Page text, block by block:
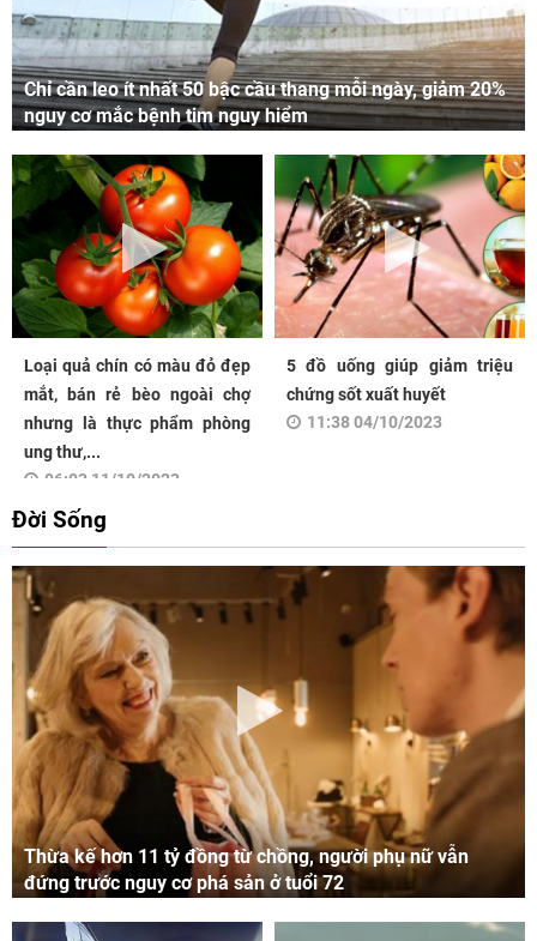
Chỉ cần leo ít nhất 50 bậc cầu thang mỗi ngày, giảm 20%
nguy cơ mắc bệnh tim nguy hiểm
Loại quả chín có màu đỏ đẹp
mắt, bán rẻ bèo ngoài chợ
nhưng là thực phẩm phòng
ung thư,...
06:03 11/10/2023
5 đồ uống giúp giảm triệu
chứng sốt xuất huyết
11:38 04/10/2023
Đời Sống
Thừa kế hơn 11 tỷ đồng từ chồng, người phụ nữ vẫn
đứng trước nguy cơ phá sản ở tuổi 72